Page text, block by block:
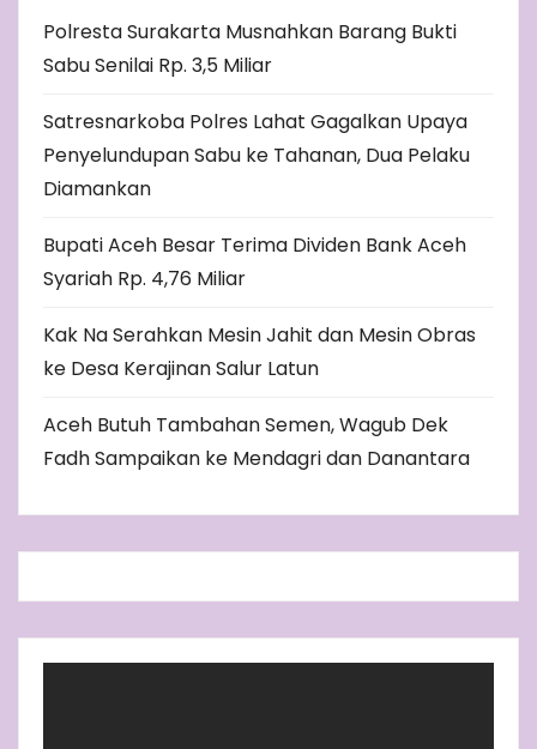
Polresta Surakarta Musnahkan Barang Bukti
Sabu Senilai Rp. 3,5 Miliar
Satresnarkoba Polres Lahat Gagalkan Upaya
Penyelundupan Sabu ke Tahanan, Dua Pelaku
Diamankan
Bupati Aceh Besar Terima Dividen Bank Aceh
Syariah Rp. 4,76 Miliar
Kak Na Serahkan Mesin Jahit dan Mesin Obras
ke Desa Kerajinan Salur Latun
Aceh Butuh Tambahan Semen, Wagub Dek
Fadh Sampaikan ke Mendagri dan Danantara